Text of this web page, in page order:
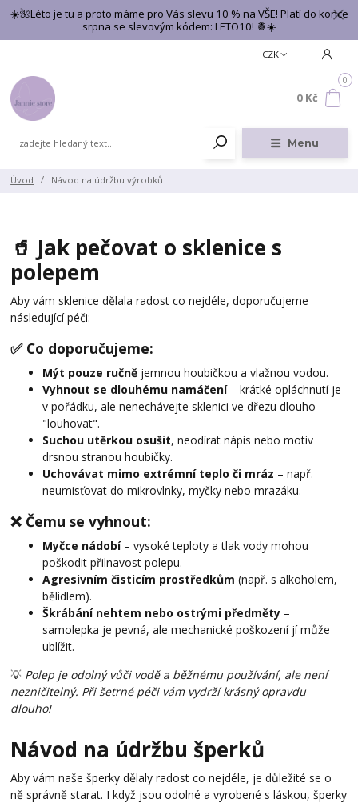
☀️🌺Léto je tu a proto máme pro Vás slevu 10 % na VŠE! Platí do konce
srpna se slevovým kódem: LETO10! 🍍☀️
Menu
CZK
0
0 Kč
Úvod Návod na údržbu výrobků
🥤 Jak pečovat o sklenice s
polepem
Aby vám sklenice dělala radost co nejdéle, doporučujeme
následující péči:
✅ Co doporučujeme:
Mýt pouze ručně jemnou houbičkou a vlažnou vodou.
Vyhnout se dlouhému namáčení– krátké opláchnutí je
v pořádku, ale nenechávejte sklenici ve dřezu dlouho
"louhovat".
Suchou utěrkou osušit, neodírat nápis nebo motiv
drsnou stranou houbičky.
Uchovávat mimo extrémní teplo či mráz – např.
neumisťovat do mikrovlnky, myčky nebo mrazáku.
❌ Čemu se vyhnout:
Myčce nádobí– vysoké teploty a tlak vody mohou
poškodit přilnavost polepu.
Agresivním čisticím prostředkům (např. s alkoholem,
bělidlem).
Škrábání nehtem nebo ostrými předměty –
samolepka je pevná, ale mechanické poškození jí může
ublížit.
💡 Polep je odolný vůči vodě a běžnému používání, ale není
nezničitelný. Při šetrné péči vám vydrží krásný opravdu
dlouho!
Návod na údržbu šperků
Aby vám naše šperky dělaly radost co nejdéle, je důležité se o
ně správně starat. I když jsou odolné a vyrobené s láskou, šperky